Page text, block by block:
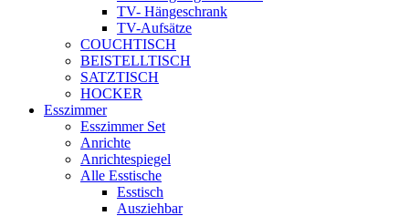
TV- Hängeschrank
TV-Aufsätze
COUCHTISCH
BEISTELLTISCH
SATZTISCH
HOCKER
Esszimmer
Esszimmer Set
Anrichte
Anrichtespiegel
Alle Esstische
Esstisch
Ausziehbar